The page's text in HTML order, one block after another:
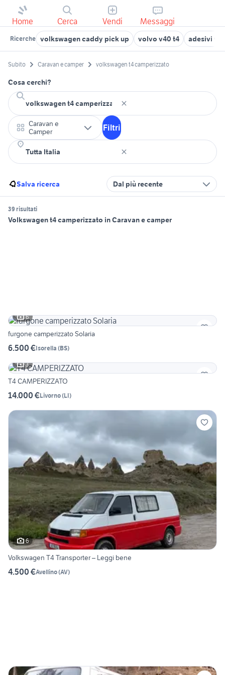
Home Cerca Vendi Messaggi
Ricerche volkswagen caddy pick up volvo v40 t4 adesivi
Subito Caravan e camper volkswagen t4 camperizzato
Cosa cerchi?
Caravan e
Camper
Filtri
Salva ricerca Dal più recente
39 risultati
Volkswagen t4 camperizzato in Caravan e camper
6
furgone camperizzato Solaria
6.500 €Isorella (BS)
3
T4 CAMPERIZZATO
14.000 €Livorno(LI)
6
Volkswagen T4 Transporter – Leggi bene
4.500 €Avellino(AV)